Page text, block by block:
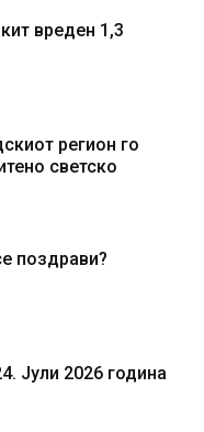
вреден 1,3
регион го
светско
поздрави?
Јули 2026 година